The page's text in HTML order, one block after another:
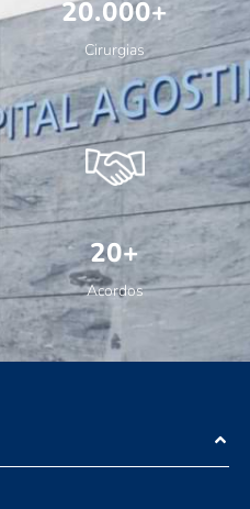
20.000+
Cirurgias
20+
Acordos